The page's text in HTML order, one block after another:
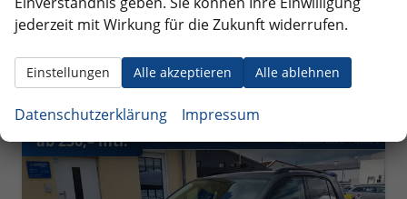
incl. 19% MwSt.
Verbrauch kombiniert:5,60 l/100km
CO -Emissionen:127,00 g/km
ab 236,– mtl.
jederzeit mit Wirkung für die Zukunft widerrufen.
Alle akzeptieren Alle ablehnen
Einstellungen
Datenschutzerklärung Impressum